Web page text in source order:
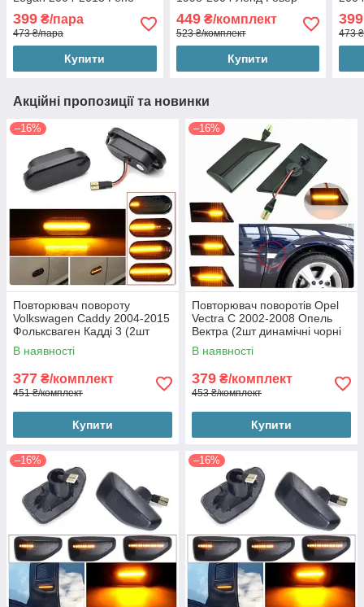
399 ₴/пара
473 ₴/пара
Купити
чорні ЛЕД)
449₴/комплект
523 ₴/комплект
Купити
399
473
Акційні пропозиції та новинки
–16%
Повторювач повороту
Volkswagen Caddy 2004-2015
Фольксваген Кадді 3 (2шт
динамічні чорні ЛЕД)
В наявності
377 ₴/комплект
451 ₴/комплект
Купити
–16%
Повторювач поворотів Opel
Vectra C 2002-2008 Опель
Вектра (2шт динамічні чорні
ЛЕД)
В наявності
379 ₴/комплект
453 ₴/комплект
Купити
–16% –16%